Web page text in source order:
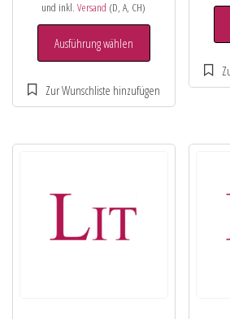
und inkl.Versand (D, A, CH)
Ausführung wählen